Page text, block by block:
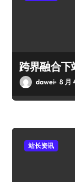
跨界融合下
dawei 8 月
站长资讯